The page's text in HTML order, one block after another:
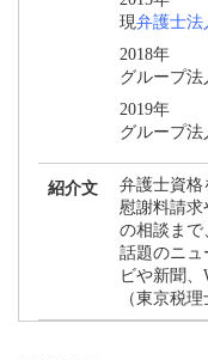
現弁護士法
2018年
グループ法
2019年
グループ法
紹介文
弁護士資格
慰謝料請求
の相談まで
話題のニュ
ビや新聞
（東京税